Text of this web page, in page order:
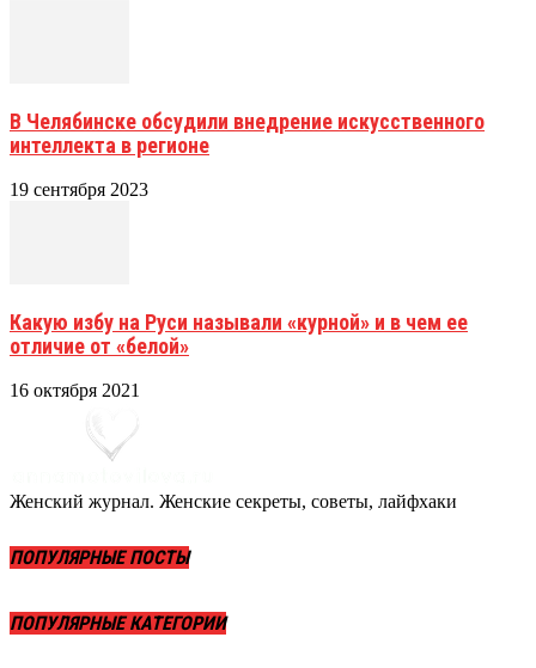
В Челябинске обсудили внедрение искусственного
интеллекта в регионе
19 сентября 2023
Какую избу на Руси называли «курной» и в чем ее
отличие от «белой»
16 октября 2021
Женский журнал. Женские секреты, советы, лайфхаки
ПОПУЛЯРНЫЕ ПОСТЫ
ПОПУЛЯРНЫЕ КАТЕГОРИИ